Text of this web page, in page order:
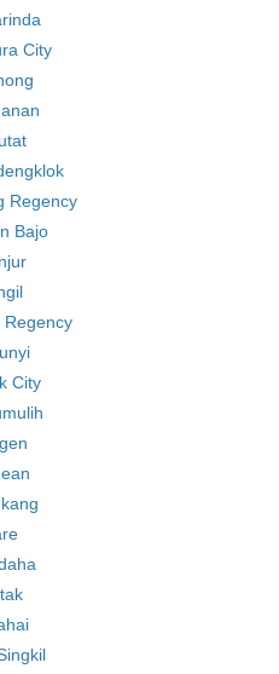
City
Regency
Bajo
Regency
City